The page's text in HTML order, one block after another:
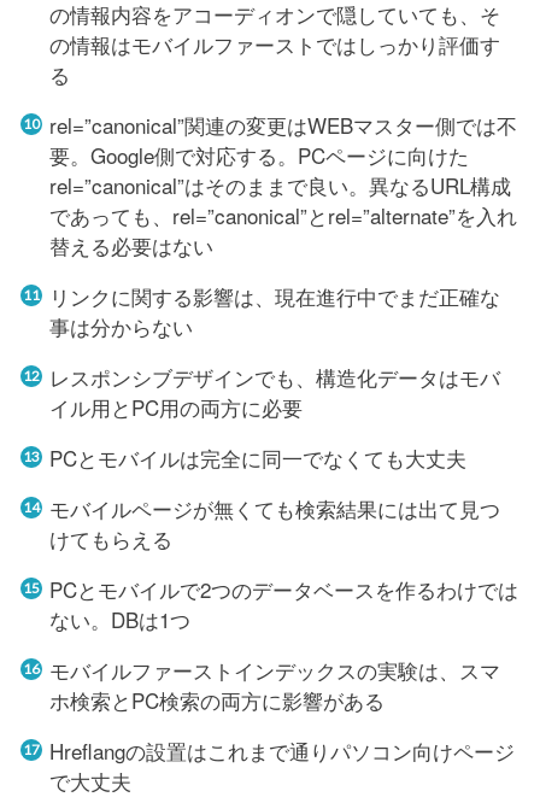
の情報内容をアコーディオンで隠していても、そ
の情報はモバイルファーストではしっかり評価す
る
rel=”canonical”関連の変更はWEBマスター側では不
要。Google側で対応する。PCページに向けた
rel=”canonical”はそのままで良い。異なるURL構成
であっても、rel=”canonical”とrel=”alternate”を入れ
替える必要はない
リンクに関する影響は、現在進行中でまだ正確な
事は分からない
レスポンシブデザインでも、構造化データはモバ
イル用とPC用の両方に必要
PCとモバイルは完全に同一でなくても大丈夫
モバイルページが無くても検索結果には出て見つ
けてもらえる
PCとモバイルで2つのデータベースを作るわけでは
ない。DBは1つ
モバイルファーストインデックスの実験は、スマ
ホ検索とPC検索の両方に影響がある
Hreflangの設置はこれまで通りパソコン向けページ
で大丈夫